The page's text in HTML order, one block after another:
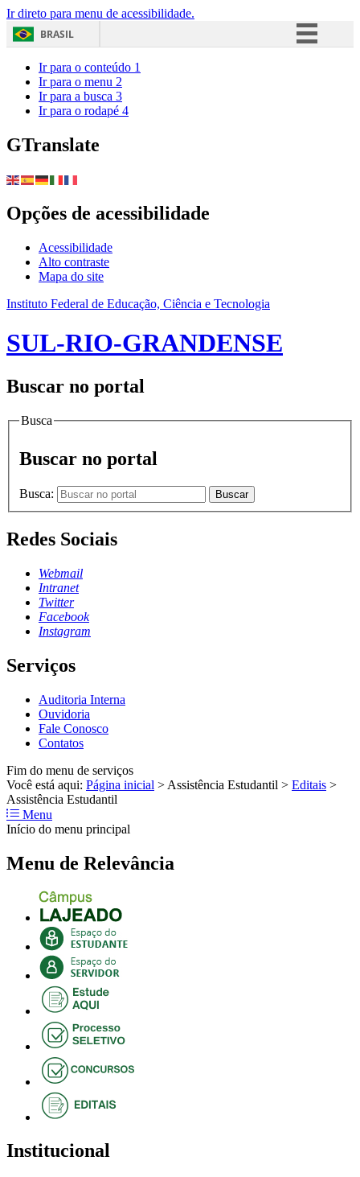
Ir direto para menu de acessibilidade.
BRASIL
Ir para o conteúdo 1
Ir para o menu 2
Ir para a busca 3
Ir para o rodapé 4
GTranslate
Opções de acessibilidade
Acessibilidade
Alto contraste
Mapa do site
Instituto Federal de Educação, Ciência e Tecnologia
SUL-RIO-GRANDENSE
Buscar no portal
Busca
Buscar no portal
Busca: Buscar
Redes Sociais
Webmail
Intranet
Twitter
Facebook
Instagram
Serviços
Auditoria Interna
Ouvidoria
Fale Conosco
Contatos
Fim do menu de serviços
Você está aqui: Página inicial > Assistência Estudantil > Editais >
Assistência Estudantil
Menu
Início do menu principal
Menu de Relevância
Institucional